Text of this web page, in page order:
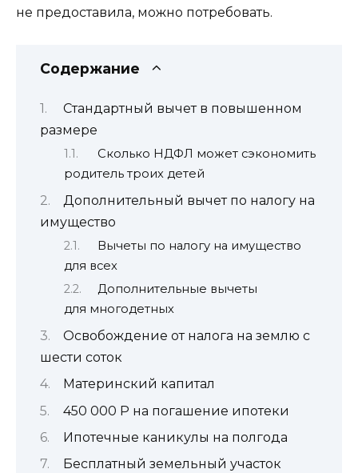
не предоставила, можно потребовать.
Содержание
Стандартный вычет в повышенном
размере
Сколько НДФЛ может сэкономить
родитель троих детей
Дополнительный вычет по налогу на
имущество
Вычеты по налогу на имущество
для всех
Дополнительные вычеты
для многодетных
Освобождение от налога на землю с
шести соток
Материнский капитал
450 000 Р на погашение ипотеки
Ипотечные каникулы на полгода
Бесплатный земельный участок